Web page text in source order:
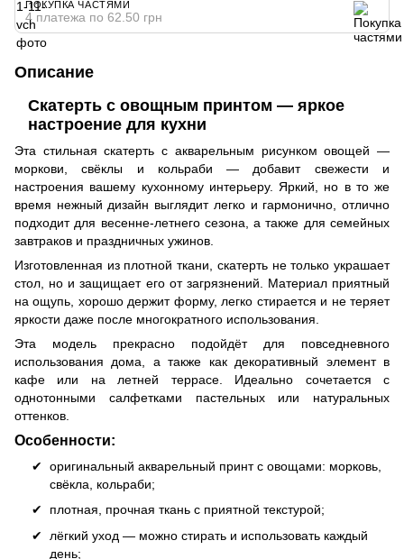
ПОКУПКА ЧАСТЯМИ
4 платежа по 62.50 грн
Описание
Скатерть с овощным принтом — яркое
настроение для кухни
Эта стильная скатерть с акварельным рисунком овощей —
моркови, свёклы и кольраби — добавит свежести и
настроения вашему кухонному интерьеру. Яркий, но в то же
время нежный дизайн выглядит легко и гармонично, отлично
подходит для весенне-летнего сезона, а также для семейных
завтраков и праздничных ужинов.
Изготовленная из плотной ткани, скатерть не только украшает
стол, но и защищает его от загрязнений. Материал приятный
на ощупь, хорошо держит форму, легко стирается и не теряет
яркости даже после многократного использования.
Эта модель прекрасно подойдёт для повседневного
использования дома, а также как декоративный элемент в
кафе или на летней террасе. Идеально сочетается с
однотонными салфетками пастельных или натуральных
оттенков.
Особенности:
оригинальный акварельный принт с овощами: морковь,
свёкла, кольраби;
плотная, прочная ткань с приятной текстурой;
лёгкий уход — можно стирать и использовать каждый
день;